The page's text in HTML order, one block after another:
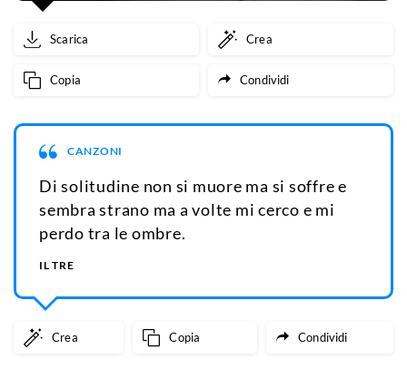
Scarica Crea
Copia Condividi
CANZONI
Di solitudine non si muore ma si soffre e
sembra strano ma a volte mi cerco e mi
perdo tra le ombre.
IL TRE
Crea Copia Condividi